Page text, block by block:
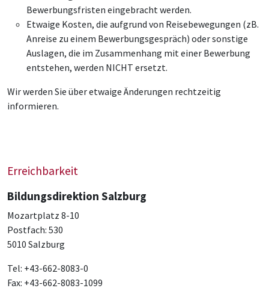
Bewerbungsfristen eingebracht werden.
Etwaige Kosten, die aufgrund von Reisebewegungen (zB.
Anreise zu einem Bewerbungsgespräch) oder sonstige
Auslagen, die im Zusammenhang mit einer Bewerbung
entstehen, werden NICHT ersetzt.
Wir werden Sie über etwaige Änderungen rechtzeitig
informieren.
Erreichbarkeit
Bildungsdirektion Salzburg
Mozartplatz 8-10
Postfach: 530
5010 Salzburg
Tel: +43-662-8083-0
Fax: +43-662-8083-1099